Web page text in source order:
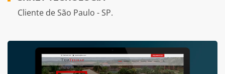
Cliente de São Paulo - SP.